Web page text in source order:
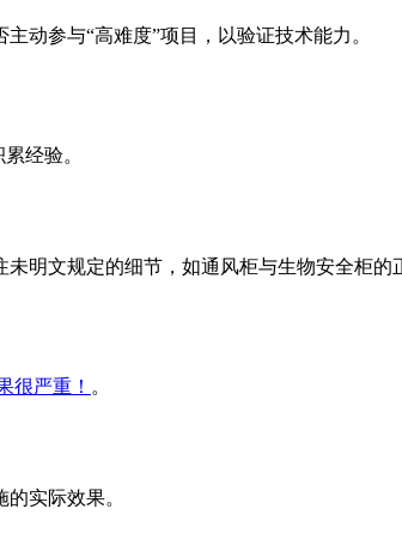
动参与“高难度”项目，以验证技术能力。
经验。
明文规定的细节，如通风柜与生物安全柜的
很严重！ 。
实际效果。